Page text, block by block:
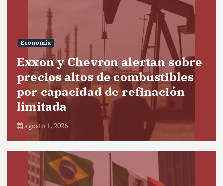
Economía
Exxon y Chevron alertan sobre
precios altos de combustibles
por capacidad de refinación
limitada
agosto 1, 2026